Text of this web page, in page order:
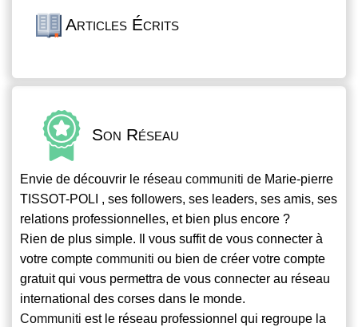
Articles Écrits
Son Réseau
Envie de découvrir le réseau communiti de Marie-pierre
TISSOT-POLI , ses followers, ses leaders, ses amis, ses
relations professionnelles, et bien plus encore ?
Rien de plus simple. Il vous suffit de vous connecter à
votre compte communiti ou bien de créer votre compte
gratuit qui vous permettra de vous connecter au réseau
international des corses dans le monde.
Communiti est le réseau professionnel qui regroupe la